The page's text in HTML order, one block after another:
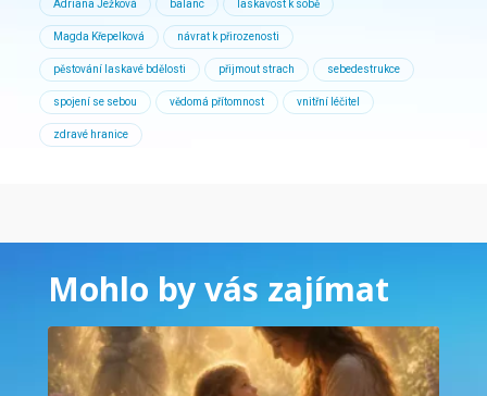
Adriana Ježková balanc laskavost k sobě
Magda Křepelková návrat k přirozenosti
pěstování laskavé bdělosti přijmout strach sebedestrukce
spojení se sebou vědomá přítomnost vnitřní léčitel
zdravé hranice
Mohlo by vás zajímat